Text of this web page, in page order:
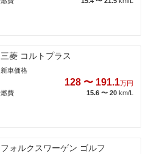
三菱 コルトプラス
新車価格
128 〜 191.1万円
燃費
15.6 〜 20 km/L
フォルクスワーゲン ゴルフ